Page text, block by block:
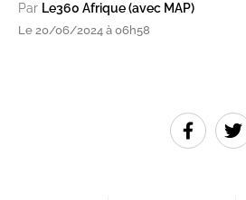
Par Le360 Afrique (avec MAP)
Le 20/06/2024 à 06h58